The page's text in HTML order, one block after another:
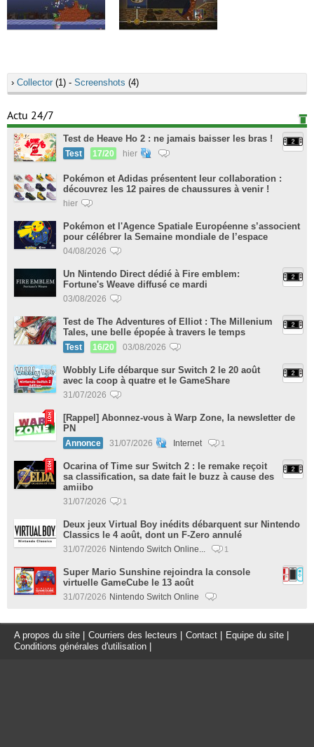
› Collector (1) - Screenshots (4)
Actu 24/7
Test de Heave Ho 2 : ne jamais baisser les bras !
Test 17/20 hier
Pokémon et Adidas présentent leur collaboration :
découvrez les 12 paires de chaussures à venir !
hier
Pokémon et l'Agence Spatiale Européenne s’associent
pour célébrer la Semaine mondiale de l’espace
04/08/2026
Un Nintendo Direct dédié à Fire emblem:
Fortune's Weave diffusé ce mardi
03/08/2026
Test de The Adventures of Elliot : The Millenium
Tales, une belle épopée à travers le temps
Test 16/20 03/08/2026
Wobbly Life débarque sur Switch 2 le 20 août
avec la coop à quatre et le GameShare
31/07/2026
[Rappel] Abonnez-vous à Warp Zone, la newsletter de
PN
Annonce 31/07/2026 Internet 1
Ocarina of Time sur Switch 2 : le remake reçoit
sa classification, sa date fait le buzz à cause des
amiibo
31/07/2026 1
Deux jeux Virtual Boy inédits débarquent sur Nintendo
Classics le 4 août, dont un F-Zero annulé
31/07/2026 Nintendo Switch Online... 1
Super Mario Sunshine rejoindra la console
virtuelle GameCube le 13 août
31/07/2026 Nintendo Switch Online
A propos du site Courriers des lecteurs Contact Equipe du site
Conditions générales d'utilisation